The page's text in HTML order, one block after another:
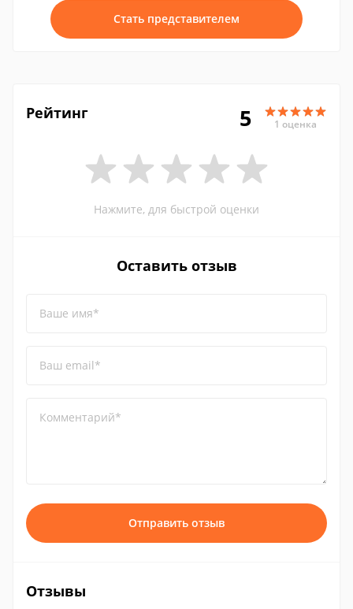
Стать представителем
Рейтинг 5 1 оценка
Нажмите, для быстрой оценки
Оставить отзыв
Ваше имя*
Ваш email*
Комментарий*
Отправить отзыв
Отзывы